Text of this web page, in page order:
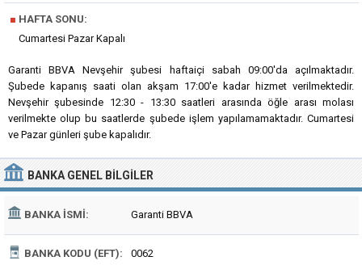
■ HAFTA SONU:
Cumartesi Pazar Kapalı
Garanti BBVA Nevşehir şubesi haftaiçi sabah 09:00'da açılmaktadır.
Şubede kapanış saati olan akşam 17:00'e kadar hizmet verilmektedir.
Nevşehir şubesinde 12:30 - 13:30 saatleri arasında öğle arası molası
verilmekte olup bu saatlerde şubede işlem yapılamamaktadır. Cumartesi
ve Pazar günleri şube kapalıdır.
BANKA GENEL BILGILER
BANKA İSMI: Garanti BBVA
BANKA KODU (EFT): 0062